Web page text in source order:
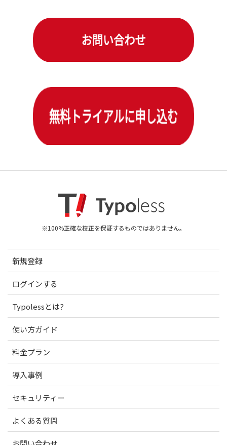
※100%正確な校正を保証するものではありません。
新規登録
ログインする
Typolessとは?
使い方ガイド
料金プラン
導入事例
セキュリティー
よくある質問